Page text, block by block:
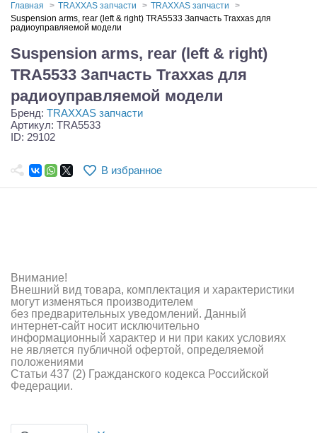
Автомодели
Запчасти и аксессуары
Игрушки
Самолеты
Судомодели
Зарядные устройства и блоки питания
Двигатели
Технические жидкости
Инструмент,измерительные приборы,расходники
Главная TRAXXAS запчасти
TRAXXAS запчасти
Suspension arms, rear (left & right) TRA5533 Запчасть Traxxas для
радиоуправляемой модели
Suspension arms, rear (left & right)
TRA5533 Запчасть Traxxas для
радиоуправляемой модели
Бренд: TRAXXAS запчасти
Артикул: TRA5533
ID: 29102
В избранное
Внимание!
Внешний вид товара, комплектация и характеристики
могут изменяться производителем
без предварительных уведомлений. Данный
интернет-сайт носит исключительно
информационный характер и ни при каких условиях
не является публичной офертой, определяемой
положениями
Статьи 437 (2) Гражданского кодекса Российской
Федерации.